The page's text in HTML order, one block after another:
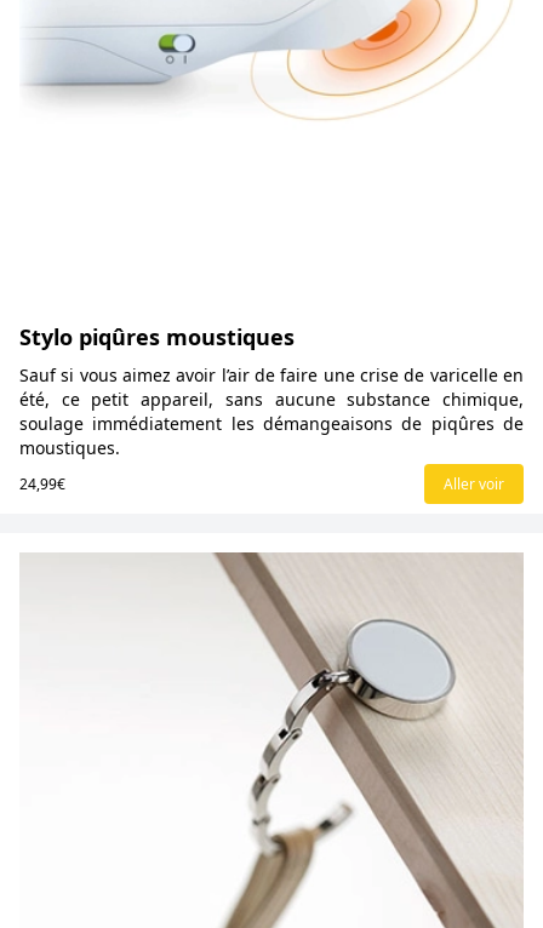
Stylo piqûres moustiques
Sauf si vous aimez avoir l’air de faire une crise de varicelle en
été, ce petit appareil, sans aucune substance chimique,
soulage immédiatement les démangeaisons de piqûres de
moustiques.
24,99€ Aller voir